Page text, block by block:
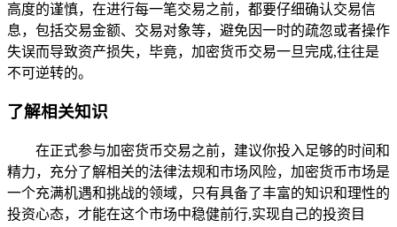
高度的谨慎，在进行每一笔交易之前，都要仔细确认交易信
息，包括交易金额、交易对象等，避免因一时的疏忽或者操作
失误而导致资产损失，毕竟，加密货币交易一旦完成,往往是
不可逆转的。
了解相关知识
在正式参与加密货币交易之前，建议你投入足够的时间和
精力，充分了解相关的法律法规和市场风险，加密货币市场是
一个充满机遇和挑战的领域，只有具备了丰富的知识和理性的
投资心态，才能在这个市场中稳健前行,实现自己的投资目